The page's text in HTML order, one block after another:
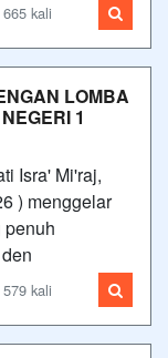
kali
LOMBA
1
Isra' Mi'raj,
) menggelar
kali